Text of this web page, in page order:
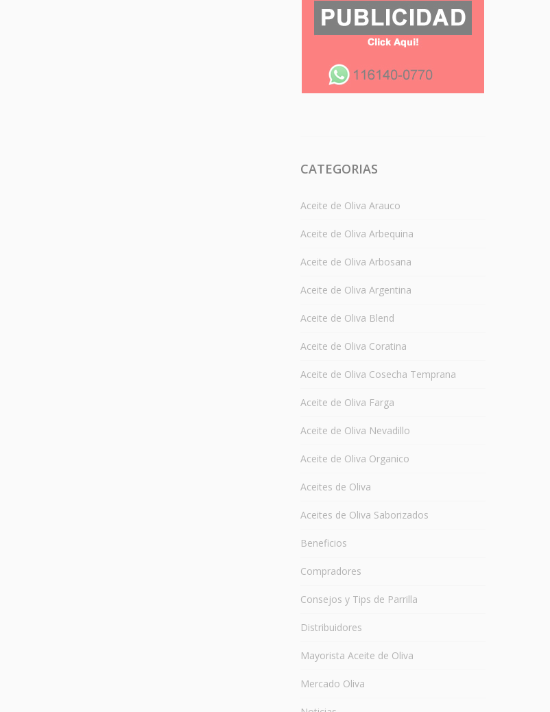
CATEGORIAS
Aceite de Oliva Arauco
Aceite de Oliva Arbequina
Aceite de Oliva Arbosana
Aceite de Oliva Argentina
Aceite de Oliva Blend
Aceite de Oliva Coratina
Aceite de Oliva Cosecha Temprana
Aceite de Oliva Farga
Aceite de Oliva Nevadillo
Aceite de Oliva Organico
Aceites de Oliva
Aceites de Oliva Saborizados
Beneficios
Compradores
Consejos y Tips de Parrilla
Distribuidores
Mayorista Aceite de Oliva
Mercado Oliva